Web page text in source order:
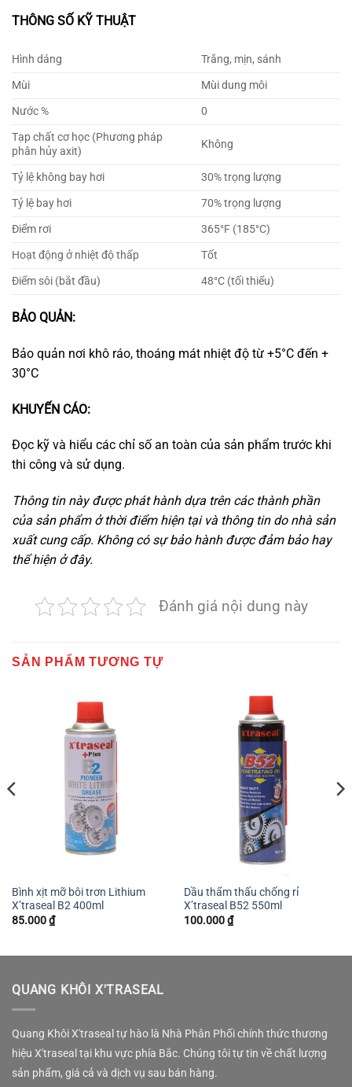
THÔNG SỐ KỸ THUẬT
Hình dáng
Trắng, mịn, sánh
Mùi
Mùi dung môi
Nước %
0
Tạp chất cơ học (Phương pháp
phân hủy axit)
Không
Tỷ lệ không bay hơi
30% trọng lượng
Tỷ lệ bay hơi
70% trọng lượng
Điểm rơi
365°F (185°C)
Hoạt động ở nhiệt độ thấp
Tốt
Điểm sôi (bắt đầu)
48°C (tối thiểu)
BẢO QUẢN:
Bảo quản nơi khô ráo, thoáng mát nhiệt độ từ +5°C đến +
30°C
KHUYẾN CÁO:
Đọc kỹ và hiểu các chỉ số an toàn của sản phẩm trước khi
thi công và sử dụng.
Thông tin này được phát hành dựa trên các thành phần
của sản phẩm ở thời điểm hiện tại và thông tin do nhà sản
xuất cung cấp. Không có sự bảo hành được đảm bảo hay
thể hiện ở đây.
Đánh giá nội dung này
SẢN PHẨM TƯƠNG TỰ
Bình xịt mỡ bôi trơn Lithium
X’traseal B2 400ml
85.000₫
Dầu thẩm thấu chống rỉ
X’traseal B52 550ml
100.000₫
QUANG KHÔI X'TRASEAL
Quang Khôi X'traseal tự hào là Nhà Phân Phối chính thức thương
hiệu X'traseal tại khu vực phía Bắc. Chúng tôi tự tin về chất lượng
sản phẩm, giá cả và dịch vụ sau bán hàng.